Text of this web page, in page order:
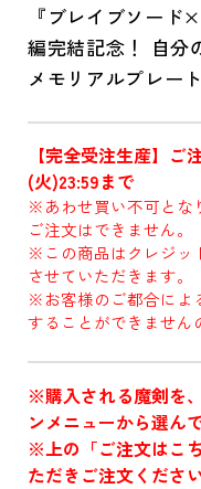
『ブレイブソー
編完結記念！ 自分
メモリアルプレー
【完全受注生産】ご
(火)23:59まで
※あわせ買い不可とな
ご注文はできません。
※この商品はクレジッ
させていただきます。
※お客様のご都合によ
することができません
※購入される魔剣を
ンメニューから選ん
※上の「ご注文はこ
ただきご注文ください